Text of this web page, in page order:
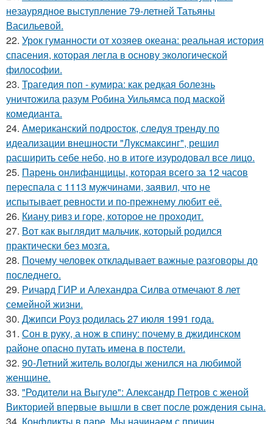
незаурядное выступление 79-летней Татьяны
Васильевой.
22. Урок гуманности от хозяев океана: реальная история
спасения, которая легла в основу экологической
философии.
23. Трагедия поп - кумира: как редкая болезнь
уничтожила разум Робина Уильямса под маской
комедианта.
24. Американский подросток, следуя тренду по
идеализации внешности "Луксмаксинг", решил
расширить себе небо, но в итоге изуродовал все лицо.
25. Парень онлифанщицы, которая всего за 12 часов
переспала с 1113 мужчинами, заявил, что не
испытывает ревности и по-прежнему любит её.
26. Киану ривз и горе, которое не проходит.
27. Вот как выглядит мальчик, который родился
практически без мозга.
28. Почему человек откладывает важные разговоры до
последнего.
29. Ричард ГИР и Алехандра Силва отмечают 8 лет
семейной жизни.
30. Джипси Роуз родилась 27 июля 1991 года.
31. Сон в руку, а нож в спину: почему в джидинском
районе опасно путать имена в постели.
32. 90-Летний житель вологды женился на любимой
женщине.
33. "Родители на Выгуле": Александр Петров с женой
Викторией впервые вышли в свет после рождения сына.
34. Конфликты в паре. Мы начинаем с причин.